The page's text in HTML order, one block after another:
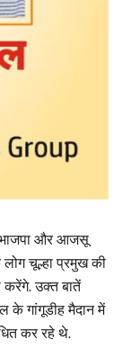
भाजपा और आजसू
लोग चूल्हा प्रमुख की
उक्त बातें
के गांगूडीह मैदान में
कर रहे थे.